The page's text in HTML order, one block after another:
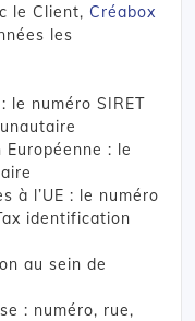
le Client, Créabox
les
le numéro SIRET
: le
à l’UE : le numéro
identification
au sein de
: numéro, rue,